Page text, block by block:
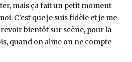
mais ça fait un petit moment
C’est que je suis fidèle et je me
bientôt sur scène, pour la
quand on aime on ne compte